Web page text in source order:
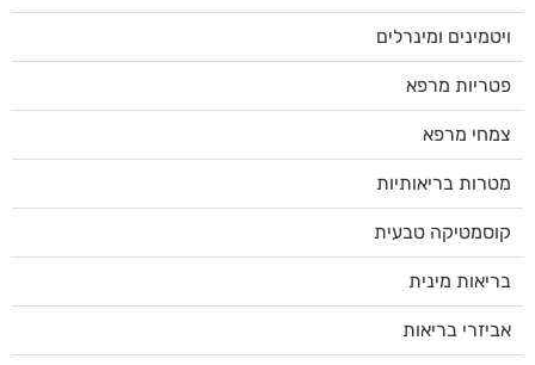
ויטמינים ומינרלים
פטריות מרפא
צמחי מרפא
מטרות בריאותיות
קוסמטיקה טבעית
בריאות מינית
אביזרי בריאות